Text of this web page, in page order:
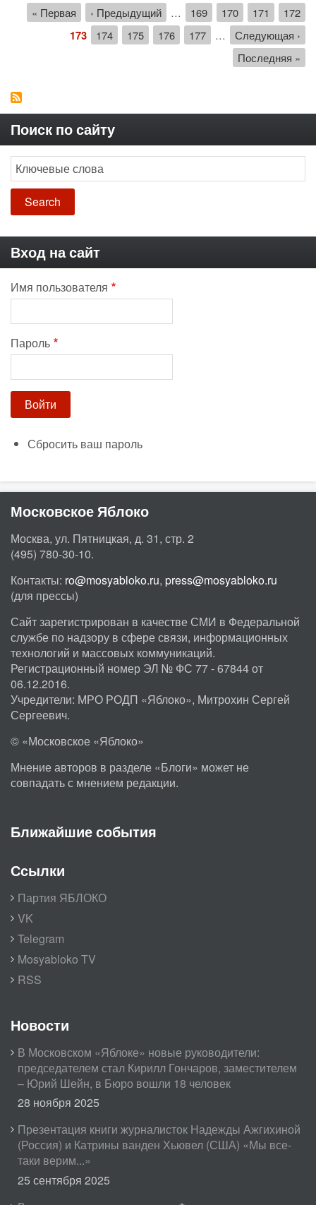
Нумерация
страниц
Первая
страница
« Первая ←
‹ Предыдущий … Страница
169 Страница
170 Страница
171 172
Текущая
страница
173 Страница
174 Страница
175 Страница
176 Страница
177 …
Следующая
страница
Следующая ›
Последняя
страница
Последняя »
Поиск по сайту
Search
Вход на сайт
Имя пользователя
Пароль
Сбросить ваш пароль
Московское Яблоко
Москва, ул. Пятницкая, д. 31, стр. 2
(495) 780-30-10.
Контакты: ro@mosyabloko.ru, press@mosyabloko.ru
(для прессы)
Сайт зарегистрирован в качестве СМИ в Федеральной
службе по надзору в сфере связи, информационных
технологий и массовых коммуникаций.
Регистрационный номер ЭЛ № ФС 77 - 67844 от
06.12.2016.
Учредители: МРО РОДП «Яблоко», Митрохин Сергей
Сергеевич.
© «Московское «Яблоко»
Мнение авторов в разделе «Блоги» может не
совпадать с мнением редакции.
Ближайшие события
Ссылки
Партия ЯБЛОКО
VK
Telegram
Mosyabloko TV
RSS
Новости
В Московском «Яблоке» новые руководители:
председателем стал Кирилл Гончаров, заместителем
– Юрий Шейн, в Бюро вошли 18 человек
28 ноября 2025
Презентация книги журналисток Надежды Ажгихиной
(Россия) и Катрины ванден Хьювел (США) «Мы все-
таки верим...»
25 сентября 2025